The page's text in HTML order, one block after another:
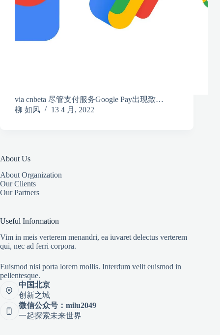
via cnbeta 尽管支付服务Google Pay出现致…
柳 如风
13 4 月, 2022
About Us
About Organization
Our Clients
Our Partners
Useful Information
Vim in meis verterem menandri, ea iuvaret delectus verterem
qui, nec ad ferri corpora.
Euismod nisi porta lorem mollis. Interdum velit euismod in
pellentesque.
中国北京
创新之城
微信公众号：milu2049
一起探索未来世界